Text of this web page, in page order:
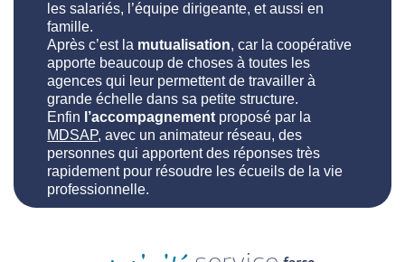
les salariés, l’équipe dirigeante, et aussi en
famille.
Après c’est la mutualisation, car la coopérative
apporte beaucoup de choses à toutes les
agences qui leur permettent de travailler à
grande échelle dans sa petite structure.
Enfin l’accompagnement proposé par la
MDSAP, avec un animateur réseau, des
personnes qui apportent des réponses très
rapidement pour résoudre les écueils de la vie
professionnelle.